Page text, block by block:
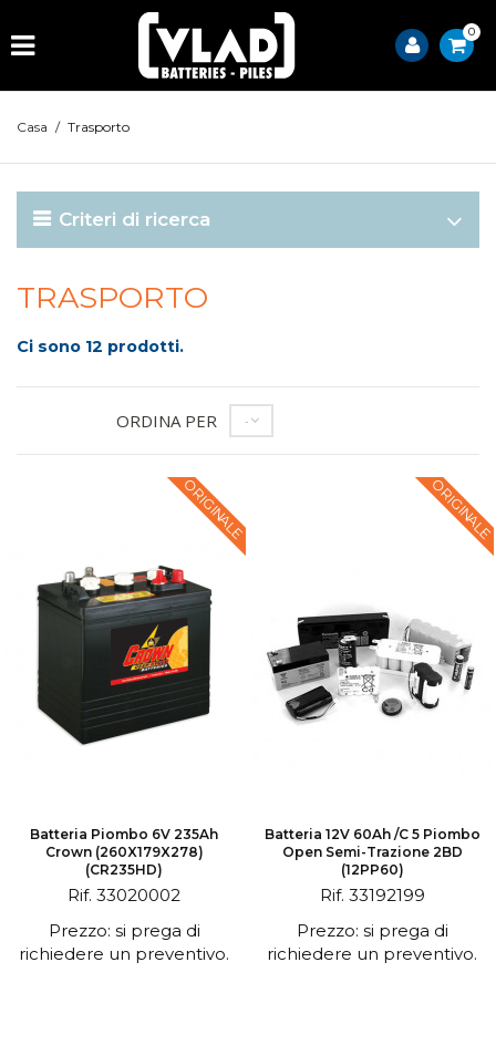
0
Casa / Trasporto
Criteri di ricerca
TRASPORTO
Ci sono 12 prodotti.
ORDINA PER --
ORIGINALE
Batteria Piombo 6V 235Ah
Crown (260X179X278)
(CR235HD)
Rif. 33020002
Prezzo: si prega di
richiedere un preventivo.
ORIGINALE
Batteria 12V 60Ah /C 5 Piombo
Open Semi-Trazione 2BD
(12PP60)
Rif. 33192199
Prezzo: si prega di
richiedere un preventivo.